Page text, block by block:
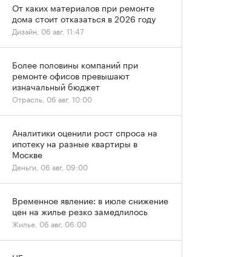
От каких материалов при ремонте
дома стоит отказаться в 2026 году
Дизайн, 06 авг, 11:47
Более половины компаний при
ремонте офисов превышают
изначальный бюджет
Отрасль, 06 авг, 10:00
Аналитики оценили рост спроса на
ипотеку на разные квартиры в
Москве
Деньги, 06 авг, 09:00
Временное явление: в июле снижение
цен на жилье резко замедлилось
Жилье, 06 авг, 06:00